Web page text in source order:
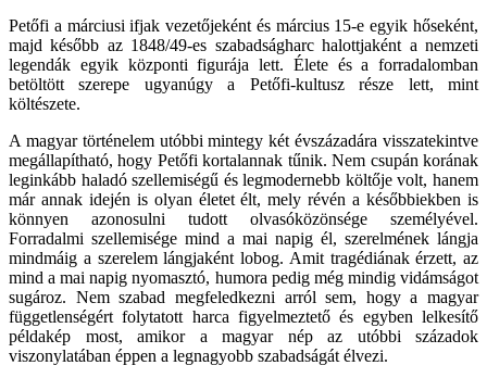
Petőfi a márciusi ifjak vezetőjeként és március 15-e egyik hőseként,
majd később az 1848/49-es szabadságharc halottjaként a nemzeti
legendák egyik központi figurája lett. Élete és a forradalomban
betöltött szerepe ugyanúgy a Petőfi-kultusz része lett, mint
költészete.
A magyar történelem utóbbi mintegy két évszázadára visszatekintve
megállapítható, hogy Petőfi kortalannak tűnik. Nem csupán korának
leginkább haladó szellemiségű és legmodernebb költője volt, hanem
már annak idején is olyan életet élt, mely révén a későbbiekben is
könnyen azonosulni tudott olvasóközönsége személyével.
Forradalmi szellemisége mind a mai napig él, szerelmének lángja
mindmáig a szerelem lángjaként lobog. Amit tragédiának érzett, az
mind a mai napig nyomasztó, humora pedig még mindig vidámságot
sugároz. Nem szabad megfeledkezni arról sem, hogy a magyar
függetlenségért folytatott harca figyelmeztető és egyben lelkesítő
példakép most, amikor a magyar nép az utóbbi századok
viszonylatában éppen a legnagyobb szabadságát élvezi.